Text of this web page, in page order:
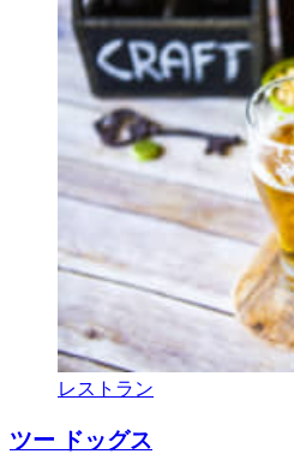
レストラン
ツー ドッグス